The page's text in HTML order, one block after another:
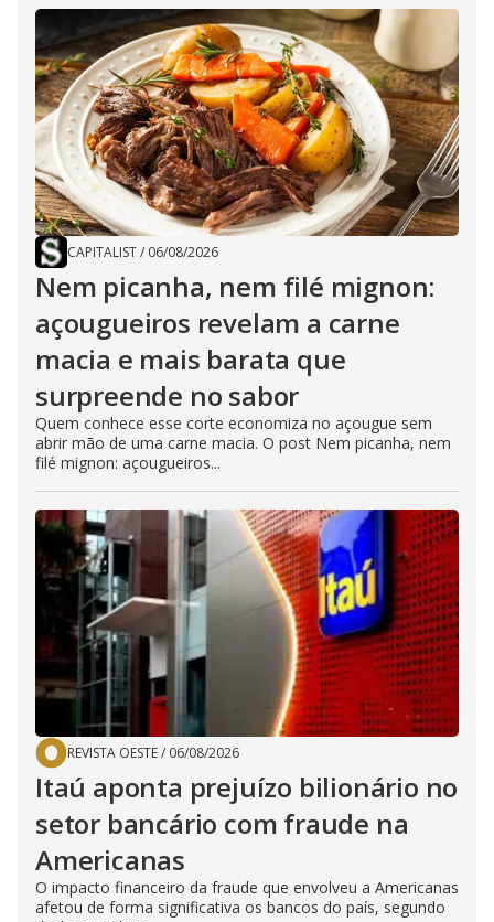
CAPITALIST/ 06/08/2026
Nem picanha, nem filé mignon:
açougueiros revelam a carne
macia e mais barata que
surpreende no sabor
Quem conhece esse corte economiza no açougue sem
abrir mão de uma carne macia. O post Nem picanha, nem
filé mignon: açougueiros...
REVISTA OESTE/ 06/08/2026
Itaú aponta prejuízo bilionário no
setor bancário com fraude na
Americanas
O impacto financeiro da fraude que envolveu a Americanas
afetou de forma significativa os bancos do país, segundo